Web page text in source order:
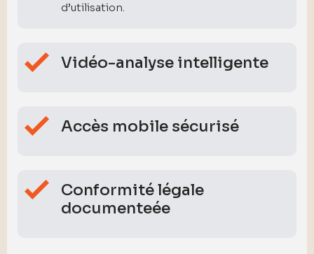
d’utilisation.
Vidéo-analyse intelligente
Accès mobile sécurisé
Conformité légale
documenteée